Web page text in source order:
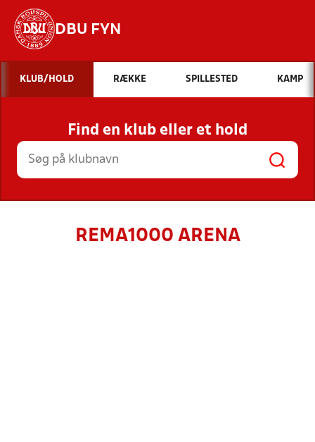
DBU FYN
Hvad vil du søge efter?
INDHOLD OG NYHEDER
STILLINGER, RESULTATER, KLUBBER OG
HOLD
KLUB/HOLD RÆKKE SPILLESTED KAMP
Find en klub eller et hold
REMA1000 ARENA